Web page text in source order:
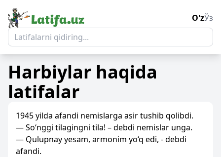
O'zЎз
Harbiylar haqida
latifalar
1945 yilda afandi nemislarga asir tushib qolibdi.
— So‘nggi tilagingni tila! – debdi nemislar unga.
— Qulupnay yesam, armonim yo‘q edi, - debdi
afandi.